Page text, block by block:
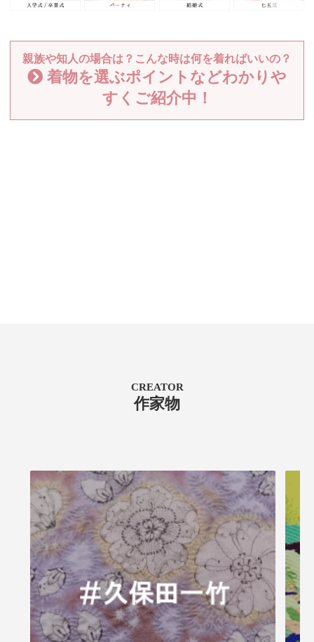
親族や知人の場合は？こんな時は何を着ればいいの？
着物を選ぶポイントなどわかりや
すくご紹介中！
CREATOR
作家物